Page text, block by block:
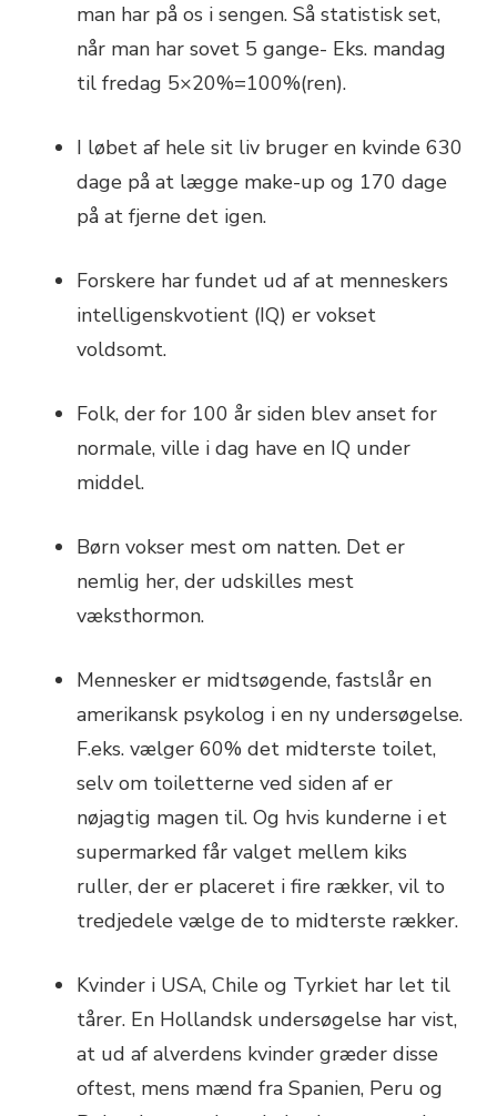
man har på os i sengen. Så statistisk set,
når man har sovet 5 gange- Eks. mandag
til fredag 5×20%=100%(ren).
I løbet af hele sit liv bruger en kvinde 630
dage på at lægge make-up og 170 dage
på at fjerne det igen.
Forskere har fundet ud af at menneskers
intelligenskvotient (IQ) er vokset
voldsomt.
Folk, der for 100 år siden blev anset for
normale, ville i dag have en IQ under
middel.
Børn vokser mest om natten. Det er
nemlig her, der udskilles mest
væksthormon.
Mennesker er midtsøgende, fastslår en
amerikansk psykolog i en ny undersøgelse.
F.eks. vælger 60% det midterste toilet,
selv om toiletterne ved siden af er
nøjagtig magen til. Og hvis kunderne i et
supermarked får valget mellem kiks
ruller, der er placeret i fire rækker, vil to
tredjedele vælge de to midterste rækker.
Kvinder i USA, Chile og Tyrkiet har let til
tårer. En Hollandsk undersøgelse har vist,
at ud af alverdens kvinder græder disse
oftest, mens mænd fra Spanien, Peru og